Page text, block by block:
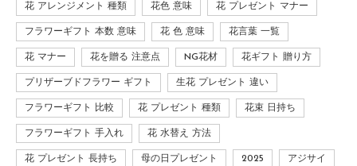
花 アレンジメント 種類 花色 意味 花 プレゼント マナー
フラワーギフト 本数 意味 花 色 意味 花言葉 一覧
花 マナー 花を贈る 注意点 NG花材 花ギフト 贈り方
プリザーブドフラワー ギフト 生花 プレゼント 違い
フラワーギフト 比較 花 プレゼント 種類 花束 日持ち
フラワーギフト 手入れ 花 水替え 方法
花 プレゼント 長持ち 母の日プレゼント 2025 アジサイ